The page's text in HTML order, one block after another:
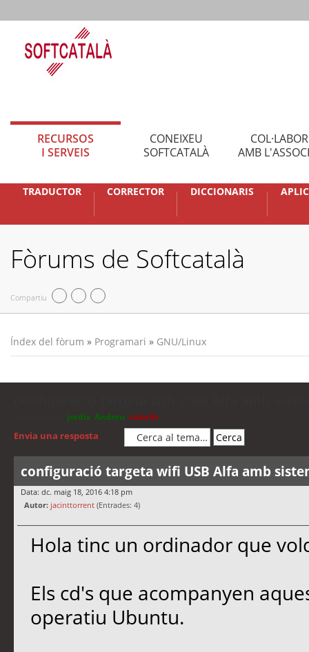
RECURSOS
I SERVEIS
CONEIXEU
SOFTCATALÀ
AMB
TRADUCTOR CORRECTOR DICCIONARIS
Fòrums de Softcatalà
Compartiu
Índex del fòrum » Programari » GNU/Linux
jordis Andreu cubells
Envia una resposta
configuració targeta wifi USB Alfa amb
Data: dc. maig 18, 2016 4:18 pm
Autor: jacinttorrent (Entrades: 4)
Hola tinc un ordinador que
Els cd's que acompanyen
operatiu Ubuntu.